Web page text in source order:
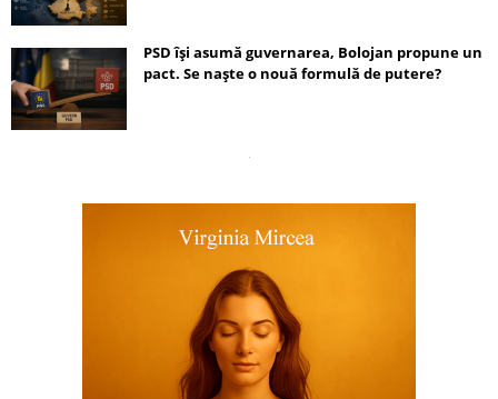
PSD își asumă guvernarea, Bolojan propune un
pact. Se naște o nouă formulă de putere?